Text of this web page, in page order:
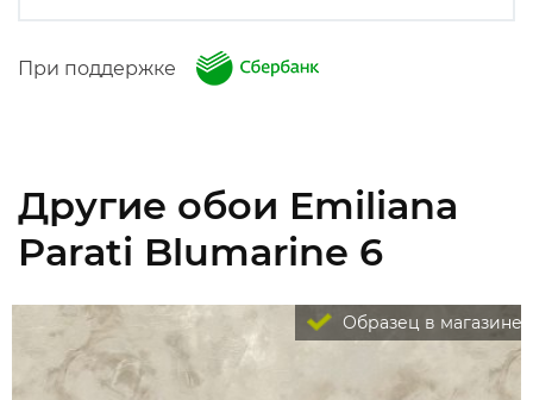
При поддержке
Другие обои Emiliana
Parati Blumarine 6
Образец в магазине